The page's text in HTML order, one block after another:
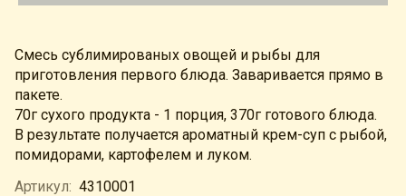
Смесь сублимированых овощей и рыбы для
приготовления первого блюда. Заваривается прямо в
пакете.
70г сухого продукта - 1 порция, 370г готового блюда.
В результате получается ароматный крем-суп с рыбой,
помидорами, картофелем и луком.
Артикул: 4310001